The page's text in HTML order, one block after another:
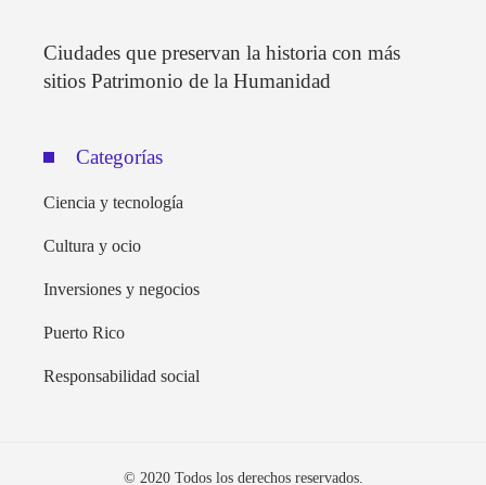
Ciudades que preservan la historia con más
sitios Patrimonio de la Humanidad
Categorías
Ciencia y tecnología
Cultura y ocio
Inversiones y negocios
Puerto Rico
Responsabilidad social
© 2020 Todos los derechos reservados.